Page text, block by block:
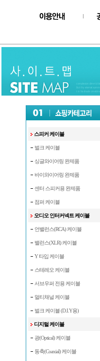
스피커 케이블
벌크 케이블
싱글와이어링 완제품
바이와이어링 완제품
센터 스피커용 완제품
점퍼 케이블
오디오 인터커넥트 케이블
언밸런스(RCA) 케이블
밸런스(XLR) 케이블
Y 타입 케이블
스테레오 케이블
서브우퍼 전용 케이블
멀티채널 케이블
벌크 케이블 (D.I.Y용)
디지털 케이블
광(Optical) 케이블
동축(Coaxial) 케이블